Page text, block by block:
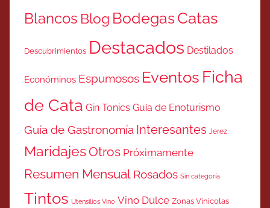
Blancos Blog BodegasCatas
Descubrimientos Destacados Destilados
Económinos Espumosos Eventos Ficha
de Cata Gin Tonics Guía de Enoturismo
Guía de Gastronomía Interesantes Jerez
MaridajesOtros Próximamente
Resumen Mensual Rosados Sin categoría
Tintos Utensilios Vino Vino Dulce Zonas Vinicolas